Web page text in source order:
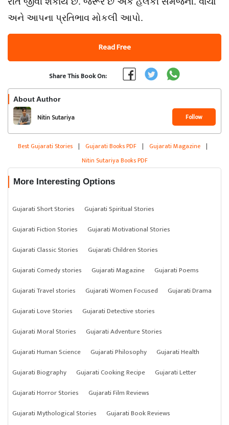
અને આપના પ્રતિભાવ મોકલી આપો.
Read Free
Share This Book On:
About Author
Nitin Sutariya Follow
Best Gujarati Stories | Gujarati Books PDF | Gujarati Magazine |
Nitin Sutariya Books PDF
More Interesting Options
Gujarati Short Stories
Gujarati Spiritual Stories
Gujarati Fiction Stories
Gujarati Motivational Stories
Gujarati Classic Stories
Gujarati Children Stories
Gujarati Comedy stories
Gujarati Magazine
Gujarati Poems
Gujarati Travel stories
Gujarati Women Focused
Gujarati Drama
Gujarati Love Stories
Gujarati Detective stories
Gujarati Moral Stories
Gujarati Adventure Stories
Gujarati Human Science
Gujarati Philosophy
Gujarati Health
Gujarati Biography
Gujarati Cooking Recipe
Gujarati Letter
Gujarati Horror Stories
Gujarati Film Reviews
Gujarati Mythological Stories
Gujarati Book Reviews